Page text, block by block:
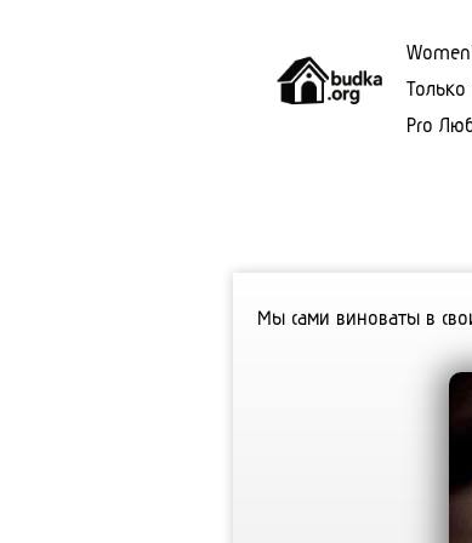
Только
Pro
Мы cами виноваты в